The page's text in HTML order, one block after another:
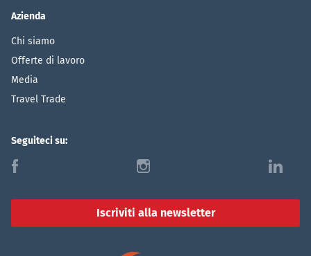
Azienda
Chi siamo
Offerte di lavoro
Media
Travel Trade
Seguiteci su:
f i l
Iscriviti alla newsletter